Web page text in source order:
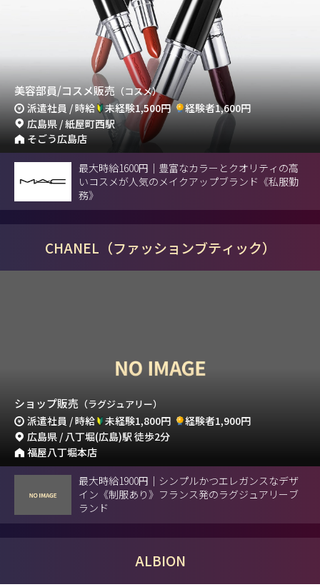
美容部員/コスメ販売 （コスメ）
派遣社員 / 時給 未経験1,500円
経験者1,600円
広島県 / 紙屋町西駅
そごう広島店
最大時給1600円｜豊富なカラーとクオリティの高
いコスメが人気のメイクアップブランド《私服勤
務》
CHANEL（ファッションブティック）
ショップ販売 （ラグジュアリー）
派遣社員 / 時給 未経験1,800円
経験者1,900円
広島県 / 八丁堀(広島)駅 徒歩2分
福屋八丁堀本店
最大時給1900円｜シンプルかつエレガンスなデザ
イン《制服あり》フランス発のラグジュアリーブ
ランド
ALBION